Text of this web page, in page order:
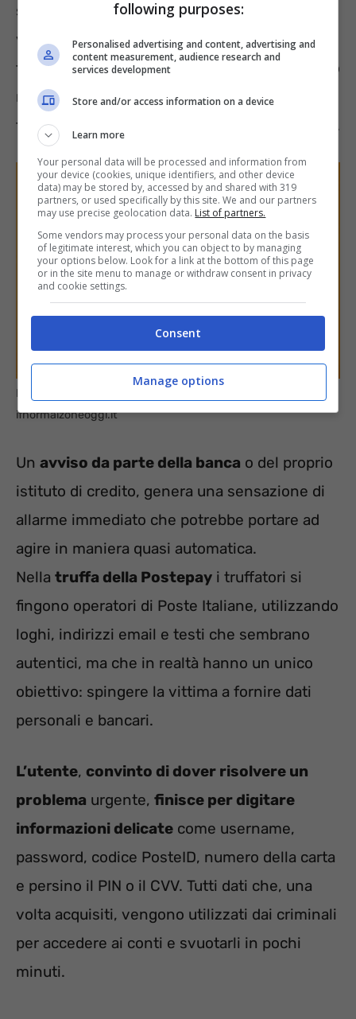
spesso di ascoltare la testimonianza di una
vittima di un raggiro economico o di una
truffa e pensare: “a me non capiterà mai, sono
molto attenta.” Tuttavia, cadere in queste
trappole è più semplice di quello che si pensa.
La truffa della Postepay bloccata: come funziona davvero –
ifnormaizoneoggi.it
Un avviso da parte della banca o del proprio
istituto di credito, genera una sensazione di
allarme immediato che potrebbe portare ad
agire in maniera quasi automatica.
Nella truffa della Postepay i truffatori si
fingono operatori di Poste Italiane, utilizzando
loghi, indirizzi email e testi che sembrano
autentici, ma che in realtà hanno un unico
obiettivo: spingere la vittima a fornire dati
personali e bancari.
L’utente, convinto di dover risolvere un
problema urgente, finisce per digitare
informazioni delicate come username,
password, codice PosteID, numero della carta
e persino il PIN o il CVV. Tutti dati che, una
volta acquisiti, vengono utilizzati dai criminali
per accedere ai conti e svuotarli in pochi
minuti.
following purposes:
Personalised advertising and content, advertising and
content measurement, audience research and
services development
Store and/or access information on a device
Learn more
Your personal data will be processed and information from
your device (cookies, unique identifiers, and other device
data) may be stored by, accessed by and shared with 319
partners, or used specifically by this site. We and our partners
may use precise geolocation data. List of partners.
Some vendors may process your personal data on the basis
of legitimate interest, which you can object to by managing
your options below. Look for a link at the bottom of this page
or in the site menu to manage or withdraw consent in privacy
and cookie settings.
Consent
Manage options